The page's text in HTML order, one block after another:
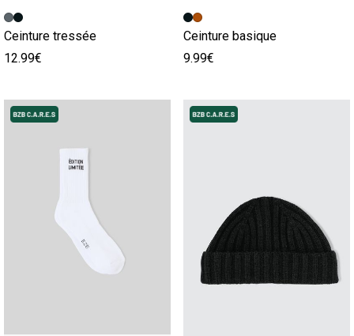
Ceinture tressée
12.99€
Ceinture basique
9.99€